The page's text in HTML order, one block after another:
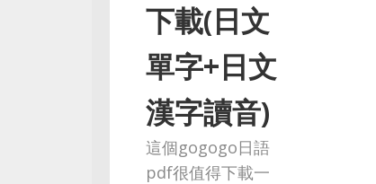
下載(日文
單字+日文
漢字讀音)
這個gogogo日語
pdf很值得下載一